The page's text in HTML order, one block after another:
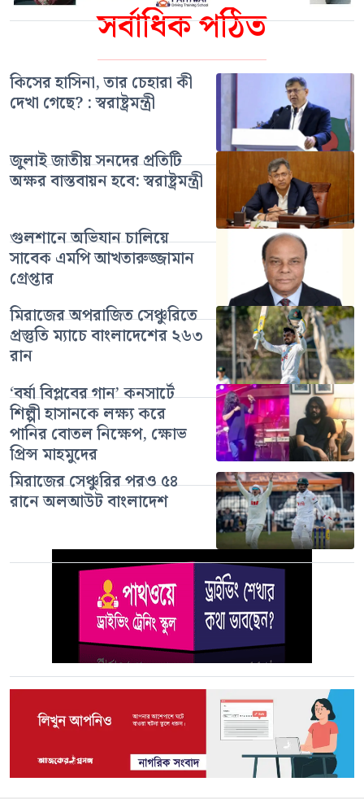
সর্বাধিক পঠিত
কিসের হাসিনা, তার চেহারা কী
দেখা গেছে? : স্বরাষ্ট্রমন্ত্রী
জুলাই জাতীয় সনদের প্রতিটি
অক্ষর বাস্তবায়ন হবে: স্বরাষ্ট্রমন্ত্রী
গুলশানে অভিযান চালিয়ে
সাবেক এমপি আখতারুজ্জামান
গ্রেপ্তার
মিরাজের অপরাজিত সেঞ্চুরিতে
প্রস্তুতি ম্যাচে বাংলাদেশের ২৬৩
রান
‘বর্ষা বিপ্লবের গান’ কনসার্টে
শিল্পী হাসানকে লক্ষ্য করে
পানির বোতল নিক্ষেপ, ক্ষোভ
প্রিন্স মাহমুদের
মিরাজের সেঞ্চুরির পরও ৫৪
রানে অলআউট বাংলাদেশ